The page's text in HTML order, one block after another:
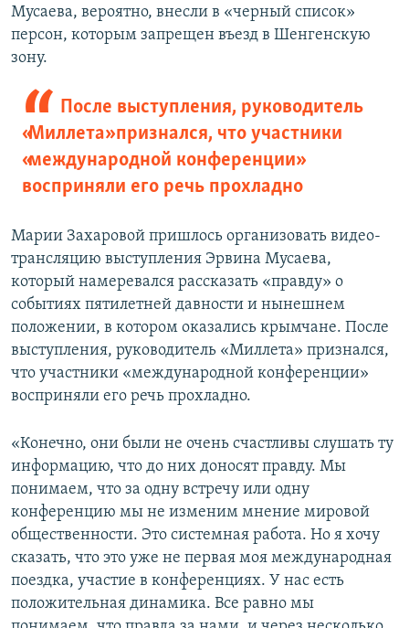
Мусаева, вероятно, внесли в «черный список»
персон, которым запрещен въезд в Шенгенскую
зону.
После выступления, руководитель
«Миллета» признался, что участники
«международной конференции»
восприняли его речь прохладно
Марии Захаровой пришлось организовать видео-
трансляцию выступления Эрвина Мусаева,
который намеревался рассказать «правду» о
событиях пятилетней давности и нынешнем
положении, в котором оказались крымчане. После
выступления, руководитель «Миллета» признался,
что участники «международной конференции»
восприняли его речь прохладно.
«Конечно, они были не очень счастливы слушать ту
информацию, что до них доносят правду. Мы
понимаем, что за одну встречу или одну
конференцию мы не изменим мнение мировой
общественности. Это системная работа. Но я хочу
сказать, что это уже не первая моя международная
поездка, участие в конференциях. У нас есть
положительная динамика. Все равно мы